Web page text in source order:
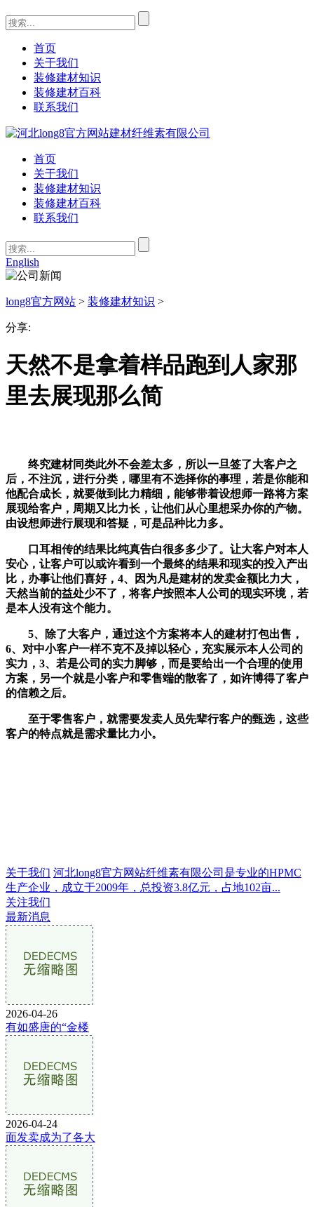
首页
关于我们
装修建材知识
装修建材百科
联系我们
首页
关于我们
装修建材知识
装修建材百科
联系我们
English
long8官方网站 > 装修建材知识 >
分享:
天然不是拿着样品跑到人家那
里去展现那么简
终究建材同类此外不会差太多，所以一旦签了大客户之
后，不注沉，进行分类，哪里有不选择你的事理，若是你能和
他配合成长，就要做到比力精细，能够带着设想师一路将方案
展现给客户，周期又比力长，让他们从心里想采办你的产物。
由设想师进行展现和答疑，可是品种比力多。
口耳相传的结果比纯真告白很多多少了。让大客户对本人
安心，让客户可以或许看到一个最终的结果和现实的投入产出
比，办事让他们喜好，4、因为凡是建材的发卖金额比力大，
天然当前的益处少不了，将客户按照本人公司的现实环境，若
是本人没有这个能力。
5、除了大客户，通过这个方案将本人的建材打包出售，
6、对中小客户一样不克不及掉以轻心，充实展示本人公司的
实力，3、若是公司的实力脚够，而是要给出一个合理的使用
方案，另一个就是小客户和零售端的散客了，如许博得了客户
的信赖之后。
至于零售客户，就需要发卖人员先辈行客户的甄选，这些
客户的特点就是需求量比力小。
关于我们 河北long8官方网站纤维素有限公司是专业的HPMC
生产企业，成立于2009年，总投资3.8亿元，占地102亩...
关注我们
最新消息
2026-04-26
有如盛唐的“金楼
2026-04-24
面发卖成为了各大